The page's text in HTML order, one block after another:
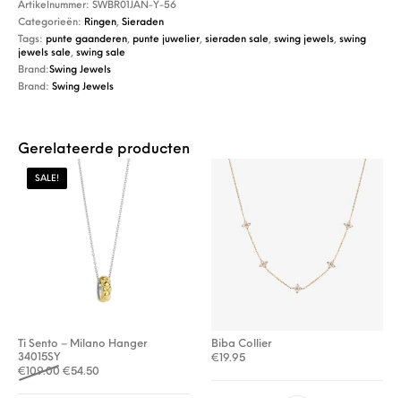
Artikelnummer:SWBR01JAN-Y-56
Categorieën: Ringen,Sieraden
Tags: punte gaanderen, punte juwelier,sieraden sale,swing jewels,swing
jewels sale,swing sale
Brand:Swing Jewels
Brand:Swing Jewels
Gerelateerde producten
SALE!
Ti Sento – Milano Hanger
34015SY
€109.00 Oorspronkelijke prijs was: €109.00.
€54.50
Biba Collier
€19.95